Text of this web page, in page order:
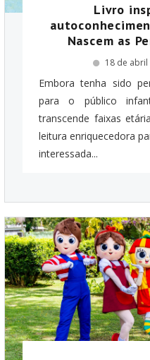
Livro
Nascem as
18 de abril
Embora tenha sido
para o público
transcende faixas
leitura enriquecedora
interessada...